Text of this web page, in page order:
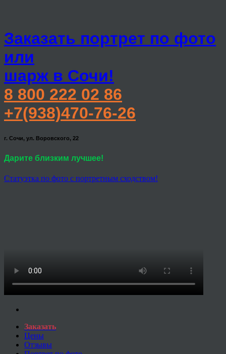
Заказать портрет по фото
или
шарж в Сочи!
8 800 222 02 86
+7(938)470-76-26
г. Сочи, ул. Воровского, 22
Дарите близким лучшее!
Статуэтка по фото с портретным сходством!
Заказать
Цены
Отзывы